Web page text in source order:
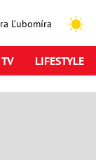
Ľubomíra
LIFESTYLE